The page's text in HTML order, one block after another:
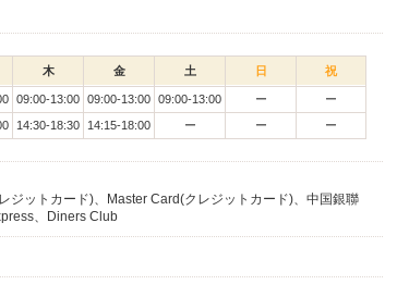
木 金 土 日 祝
09:00-13:00 09:00-13:00 09:00-13:00 ー
ー
14:30-18:30 14:15-18:00 ー ー ー
ジットカード)、Master Card(クレジットカード)、中国銀聯
、Diners Club